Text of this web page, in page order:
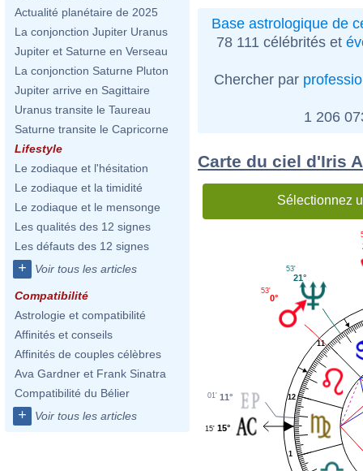
Actualité planétaire de 2025
La conjonction Jupiter Uranus
Jupiter et Saturne en Verseau
La conjonction Saturne Pluton
Jupiter arrive en Sagittaire
Uranus transite le Taureau
Saturne transite le Capricorne
Lifestyle
Le zodiaque et l'hésitation
Le zodiaque et la timidité
Le zodiaque et le mensonge
Les qualités des 12 signes
Les défauts des 12 signes
+ Voir tous les articles
Compatibilité
Astrologie et compatibilité
Affinités et conseils
Affinités de couples célèbres
Ava Gardner et Frank Sinatra
Compatibilité du Bélier
+ Voir tous les articles
Base astrologique de
78 111 célébrités et
Chercher par
1 206
Carte du ciel d'Iris
Sélectionnez
1
11
12
21°
53'
0°
53'
11°
01'
15°
15'